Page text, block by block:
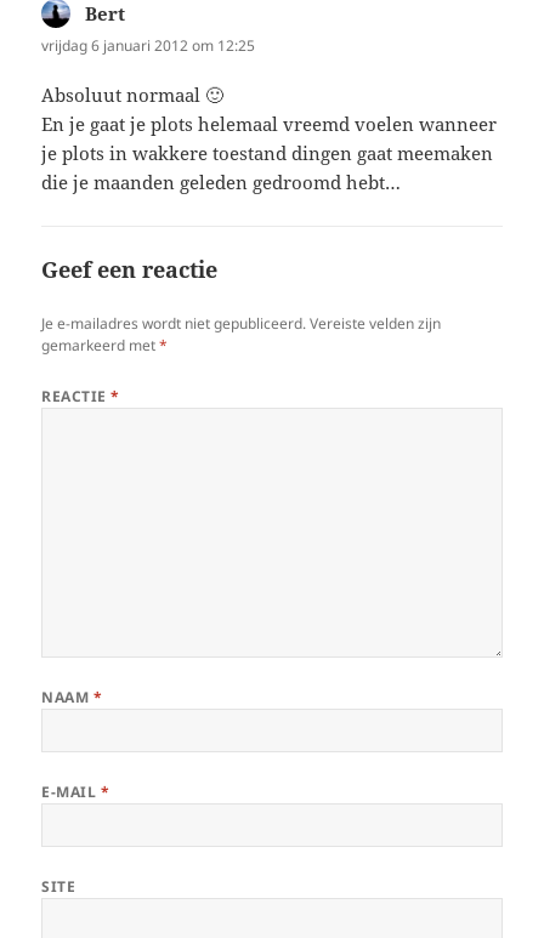
Bert
vrijdag 6 januari 2012 om 12:25
Absoluut normaal 🙂
En je gaat je plots helemaal vreemd voelen wanneer
je plots in wakkere toestand dingen gaat meemaken
die je maanden geleden gedroomd hebt…
Geef een reactie
Je e-mailadres wordt niet gepubliceerd. Vereiste velden zijn
gemarkeerd met*
REACTIE*
NAAM *
E-MAIL *
SITE